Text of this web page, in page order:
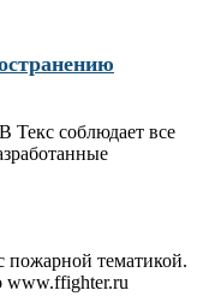
соблюдает все
пожарной тематикой.
www.ffighter.ru